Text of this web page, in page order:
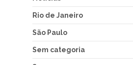
Rio de Janeiro
São Paulo
Sem categoria